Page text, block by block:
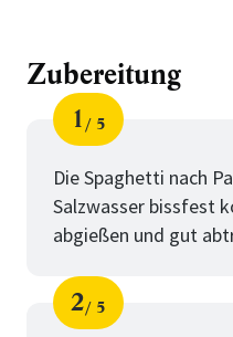
Zubereitung
Schritt
1
von
5
Die Spaghetti nach
Salzwasser bissfest
abgießen und gut
2 5